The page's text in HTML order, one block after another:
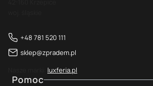
+48 781 520 111
sklep@zpradem.pl
luxferia.pl
Linki w stopce
Pomoc